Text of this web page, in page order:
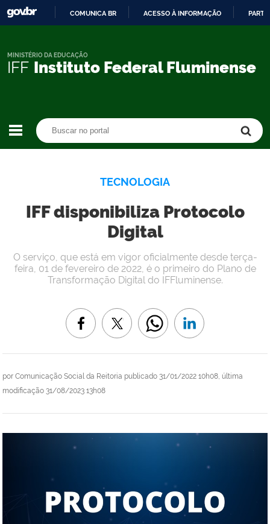
CONTEÚDO
COMUNICA BR ACESSO À INFORMAÇÃO
IFF Instituto Federal Fluminense
MINISTÉRIO DA EDUCAÇÃO
TECNOLOGIA
IFF disponibiliza Protocolo
Digital
por Comunicação Social da Reitoria publicado 31/01/2022 10h08, última
modificação 31/08/2023 13h08
O serviço, que está em vigor oficialmente desde terça-
feira, 01 de fevereiro de 2022, é o primeiro do Plano de
Transformação Digital do IFFluminense.